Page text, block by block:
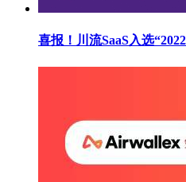
喜报！川流SaaS入选